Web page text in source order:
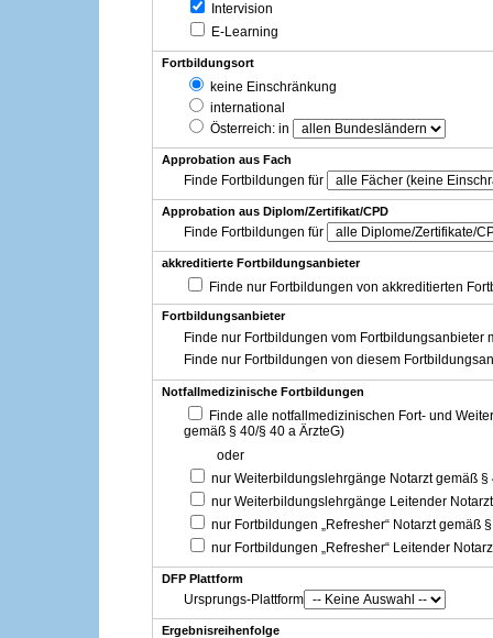
Intervision
E-Learning
Fortbildungsort
keine Einschränkung
international
Österreich: in
Approbation aus Fach
Finde Fortbildungen für
Approbation aus Diplom/Zertifikat/CPD
Finde Fortbildungen für
akkreditierte Fortbildungsanbieter
Finde nur Fortbildungen von akkreditierten
Fortbildungsanbieter
Finde nur Fortbildungen vom Fortbildungsanbieter
Finde nur Fortbildungen von diesem
Notfallmedizinische Fortbildungen
Finde alle notfallmedizinischen Fort- und
gemäß § 40/§ 40 a ÄrzteG)
oder
nur Weiterbildungslehrgänge Notarzt gemäß §
nur Weiterbildungslehrgänge Leitender
nur Fortbildungen „Refresher“ Notarzt gemäß
nur Fortbildungen „Refresher“ Leitender
DFP Plattform
Ursprungs-Plattform
Ergebnisreihenfolge